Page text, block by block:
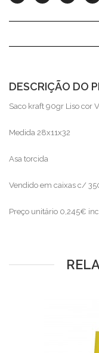
DESCRIÇÃO DO
Saco kraft 90gr Liso cor
Medida 28x11x32
Asa torcida
Vendido em caixas c/
Preço unitário 0,245€